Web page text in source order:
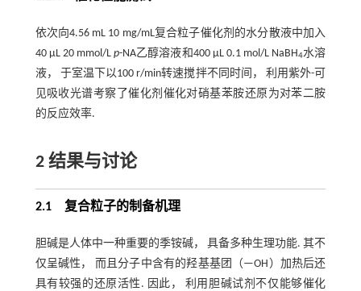
依次向4.56 mL 10 mg/mL复合粒子催化剂的水分散液中加入
40 µL 20 mmol/Lp-NA乙醇溶液和400 µL 0.1 mol/L NaBH4水溶
液， 于室温下以100 r/min转速搅拌不同时间， 利用紫外-可
见吸收光谱考察了催化剂催化对硝基苯胺还原为对苯二胺
的反应效率.
2 结果与讨论
2.1 复合粒子的制备机理
胆碱是人体中一种重要的季铵碱， 具备多种生理功能. 其不
仅呈碱性， 而且分子中含有的羟基基团（—OH）加热后还
具有较强的还原活性. 因此， 利用胆碱试剂不仅能够催化